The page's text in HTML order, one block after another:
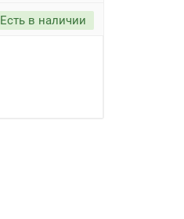
Есть в наличии